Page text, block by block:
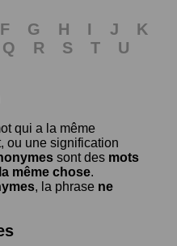
F G H I J
K
Q R S T
U
qui a la même
ou une signification
sont des mots
même chose.
, la phrase ne